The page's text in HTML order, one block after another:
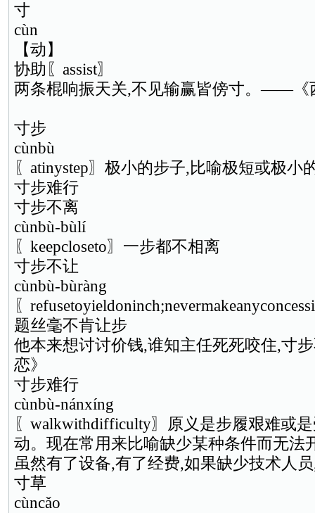
寸
cùn
【动】
协助〖assist〗
两条棍响振天关,不见输赢皆傍寸。——《
寸步
cùnbù
〖atinystep〗极小的步子,比喻极短或极小
寸步难行
寸步不离
cùnbù-bùlí
〖keepcloseto〗一步都不相离
寸步不让
cùnbù-bùràng
〖
题丝毫不肯让步
他本来想讨讨价钱,谁知主任死死咬住,寸
恋》
寸步难行
cùnbù-nánxíng
〖walkwithdifficulty〗原义是步履艰难或
动。现在常用来比喻缺少某种条件而无法
虽然有了设备,有了经费,如果缺少技术人
寸草
cùncǎo